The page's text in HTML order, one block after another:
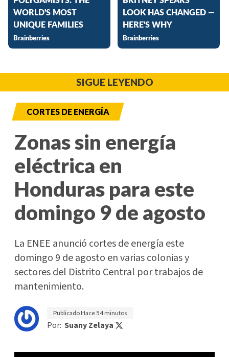
SIGUE LEYENDO
CORTES DE ENERGÍA
Zonas sin energía
eléctrica en
Honduras para este
domingo 9 de agosto
La ENEE anunció cortes de energía este
domingo 9 de agosto en varias colonias y
sectores del Distrito Central por trabajos de
mantenimiento.
PublicadoHace 54 minutos
Por: Suany Zelaya